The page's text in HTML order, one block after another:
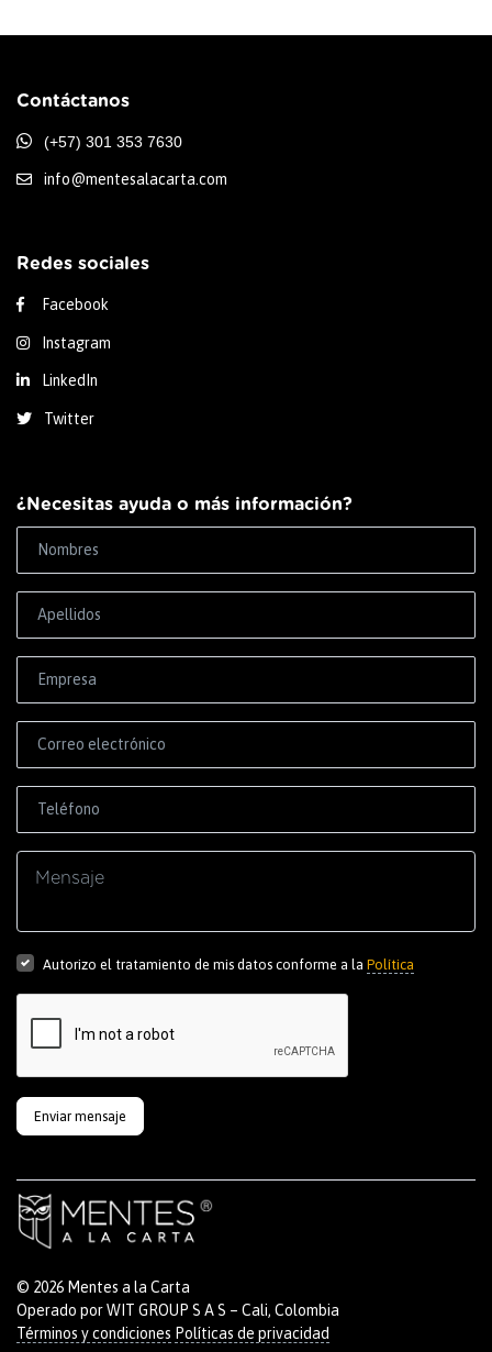
Contáctanos
(+57) 301 353 7630
info@mentesalacarta.com
Redes sociales
Facebook
Instagram
LinkedIn
Twitter
¿Necesitas ayuda o más información?
Autorizo el tratamiento de mis datos conforme a la Política
Enviar mensaje
© 2026 Mentes a la Carta
Operado por WIT GROUP S A S – Cali, Colombia
Términos y condiciones Políticas de privacidad